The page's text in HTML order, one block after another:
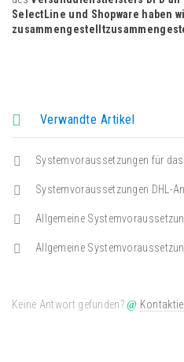
SelectLine und Shopware haben
Verwandte Artikel
Systemvoraussetzungen für
Systemvoraussetzungen DHL-
Allgemeine
Allgemeine
Keine Antwort gefunden?